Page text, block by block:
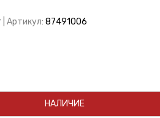
| Артикул: 87491006
НАЛИЧИЕ